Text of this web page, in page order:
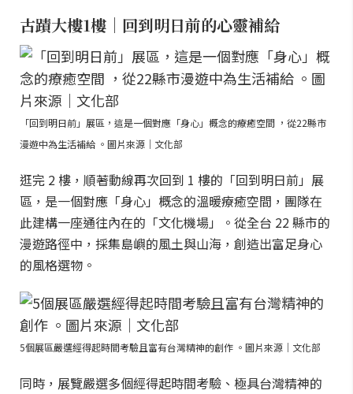
古蹟大樓1樓｜回到明日前的心靈補給
「回到明日前」展區，這是一個對應「身心」概念的療癒空間 ，從22縣市
漫遊中為生活補給 。圖片來源｜文化部
逛完 2 樓，順著動線再次回到 1 樓的「回到明日前」展
區，是一個對應「身心」概念的溫暖療癒空間，團隊在
此建構一座通往內在的「文化機場」。從全台 22 縣市的
漫遊路徑中，採集島嶼的風土與山海，創造出富足身心
的風格選物。
5個展區嚴選經得起時間考驗且富有台灣精神的創作 。圖片來源｜文化部
同時，展覽嚴選多個經得起時間考驗、極具台灣精神的